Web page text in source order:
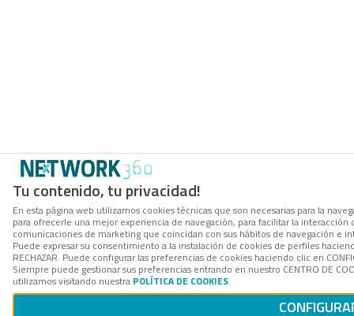
Tu contenido, tu privacidad!
En esta página web utilizamos cookies técnicas que son necesarias para la
para ofrecerle una mejor experiencia de navegación, para facilitar la
comunicaciones de marketing que coincidan con sus hábitos de navegación e
Puede expresar su consentimiento a la instalación de cookies de perfiles
RECHAZAR. Puede configurar las preferencias de cookies haciendo clic en
Siempre puede gestionar sus preferencias entrando en nuestro CENTRO DE
utilizamos visitando nuestra POLÍTICA DE COOKIES.